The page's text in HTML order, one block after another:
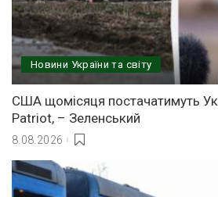
Новини України та світу
США щомісяця постачатимуть
Patriot, – Зеленський
8.08.2026